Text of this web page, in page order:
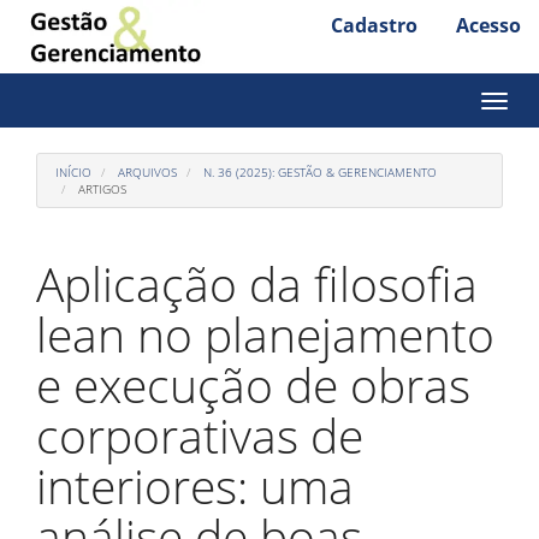
Acesso
rápido
o
conteúdo
da
Navegação
Principal
Conteúdo
principal
Lateral
Cadastro Acesso
Toggle
INÍCIO ARQUIVOS
N. 36 (2025): GESTÃO & GERENCIAMENTO
ARTIGOS
Aplicação da filosofia
lean no planejamento
e execução de obras
corporativas de
interiores: uma